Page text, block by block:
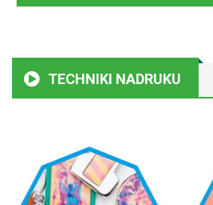
TECHNIKI NADRUKU